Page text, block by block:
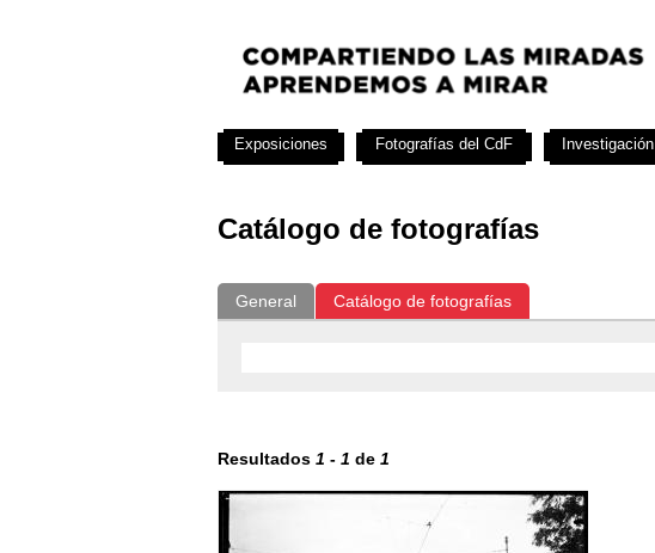
Catálogo de fotografías
General Catálogo de fotografías
Resultados 1 - 1 de 1
Exposiciones Fotografías del CdF Investigación